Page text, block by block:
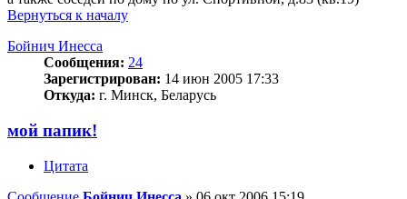
Вернуться к началу
Бойнич Инесса
Сообщения: 24
Зарегистрирован: 14 июн 2005 17:33
Откуда: г. Минск, Беларусь
мой папик!
Цитата